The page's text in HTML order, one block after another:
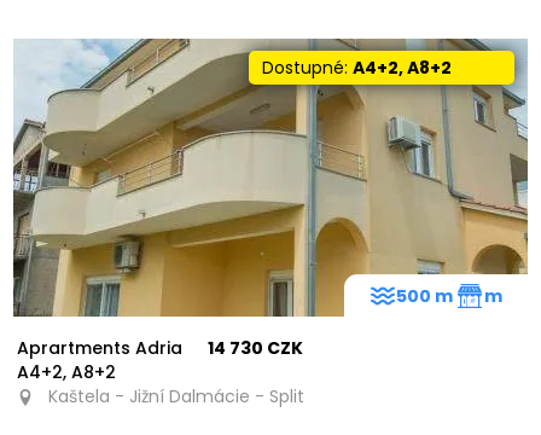
Dostupné:A4+2, A8+2
Aprartments Adria
A4+2, A8+2
14 730 CZK
Kaštela - Jižní Dalmácie - Split
500 m m